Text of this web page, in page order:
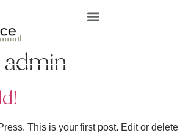
admin
This is your first post. Edit or delete